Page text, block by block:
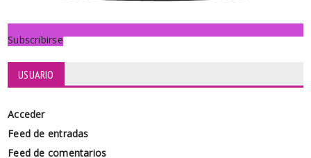
Subscribirse
USUARIO
Acceder
Feed de entradas
Feed de comentarios